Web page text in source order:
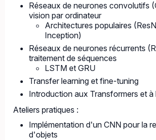
Réseaux de neurones convolutifs
vision par ordinateur
Architectures populaires
Inception)
Réseaux de neurones récurrents
traitement de séquences
LSTM et GRU
Transfer learning et fine-tuning
Introduction aux Transformers et
Ateliers pratiques :
Implémentation d'un CNN pour la
d'objets